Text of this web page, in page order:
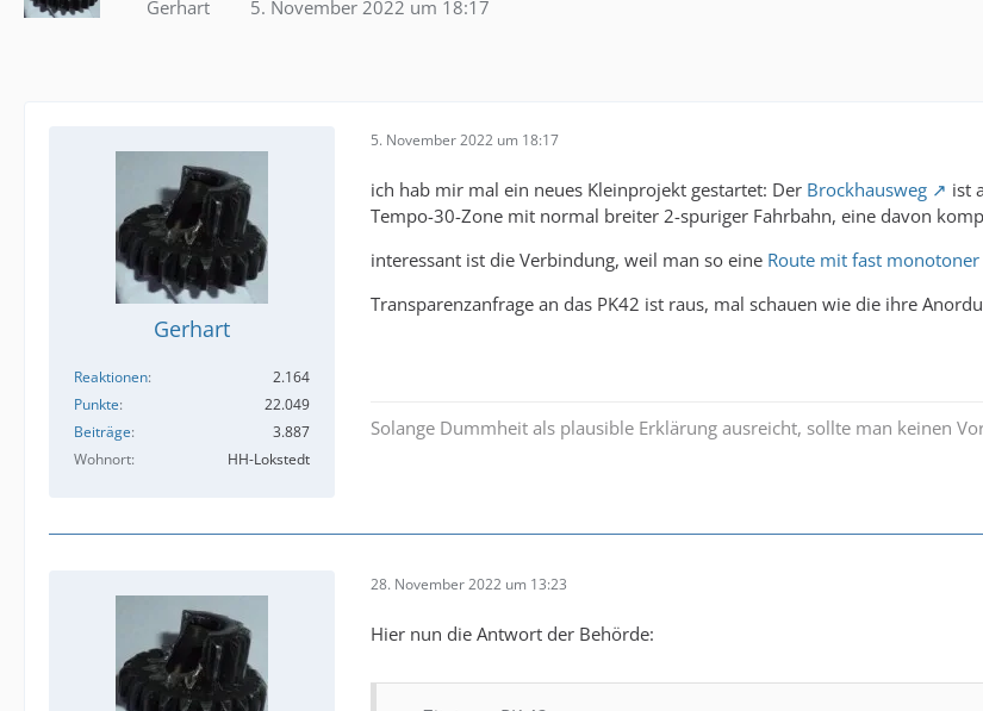
Gerhart 5. November 2022 um 18:17
Gerhart
Reaktionen
2.164
Punkte
22.049
Beiträge
3.887
Wohnort
HH-Lokstedt
5. November 2022 um 18:17
ich hab mir mal ein neues Kleinprojekt gestartet: Der Brockhausweg
ist
Tempo-30-Zone mit normal breiter 2-spuriger Fahrbahn, eine davon
interessant ist die Verbindung, weil man so eine Route mit fast monotoner
Transparenzanfrage an das PK42 ist raus, mal schauen wie die ihre
Solange Dummheit als plausible Erklärung ausreicht, sollte man keinen
28. November 2022 um 13:23
Hier nun die Antwort der Behörde: